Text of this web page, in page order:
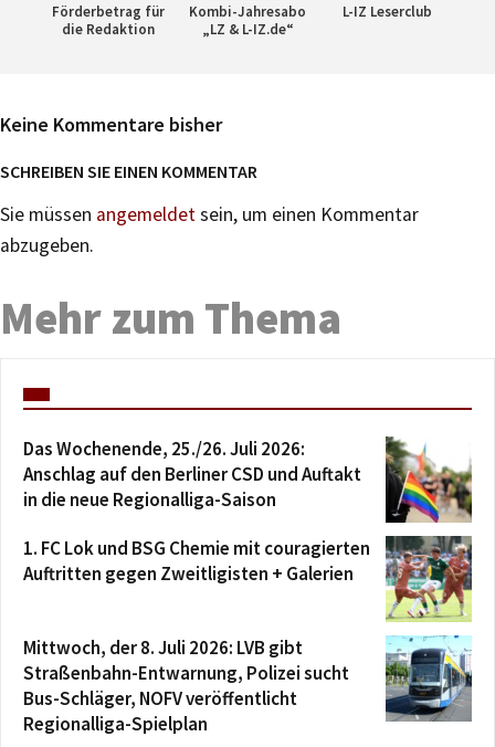
Förderbetrag für
die Redaktion
Kombi-Jahresabo
„LZ & L-IZ.de“
L-IZ Leserclub
Keine Kommentare bisher
SCHREIBEN SIE EINEN KOMMENTAR
Sie müssen angemeldetsein, um einen Kommentar
abzugeben.
Mehr zum Thema
Das Wochenende, 25./26. Juli 2026:
Anschlag auf den Berliner CSD und Auftakt
in die neue Regionalliga-Saison
1. FC Lok und BSG Chemie mit couragierten
Auftritten gegen Zweitligisten + Galerien
Mittwoch, der 8. Juli 2026: LVB gibt
Straßenbahn-Entwarnung, Polizei sucht
Bus-Schläger, NOFV veröffentlicht
Regionalliga-Spielplan